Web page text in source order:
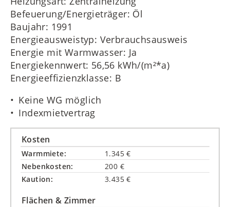
Befeuerung/Energieträger: Öl
Baujahr: 1991
Energieausweistyp: Verbrauchsausweis
Energie mit Warmwasser: Ja
Energiekennwert: 56,56 kWh/(m²*a)
Energieeffizienzklasse: B
Keine WG möglich
Indexmietvertrag
Kosten
Warmmiete:
1.345 €
Nebenkosten:
200 €
Kaution:
3.435 €
Flächen & Zimmer